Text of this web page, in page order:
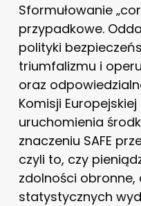
Sformułowanie
przypadkowe.
polityki
triumfalizmu i
oraz
Komisji
uruchomienia
znaczeniu SAFE
czyli to, czy
zdolności obronne,
statystycznych